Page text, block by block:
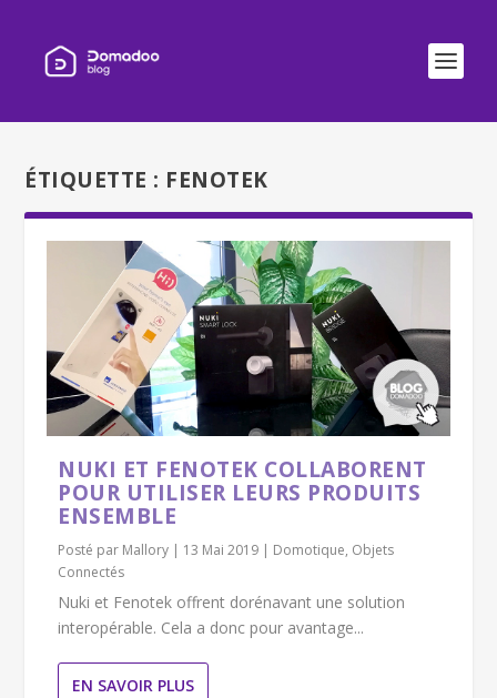
ÉTIQUETTE : FENOTEK
NUKI ET FENOTEK COLLABORENT
POUR UTILISER LEURS PRODUITS
ENSEMBLE
Posté par Mallory | 13 Mai 2019 | Domotique, Objets
Connectés
Nuki et Fenotek offrent dorénavant une solution
interopérable. Cela a donc pour avantage...
EN SAVOIR PLUS